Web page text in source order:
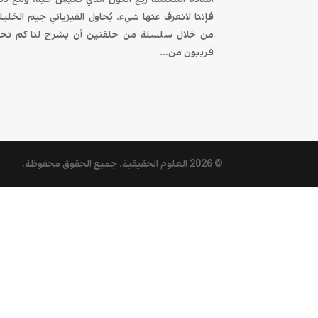
فإننا لانعرف عنها شيء. يُحاول الفيزيائي جيم
من خلال سلسلة من حلقتين أن يشرح لنا كم
قريبون من...
© 2026 العلوم الحقيقية. جميع الحقوق محفوظة.